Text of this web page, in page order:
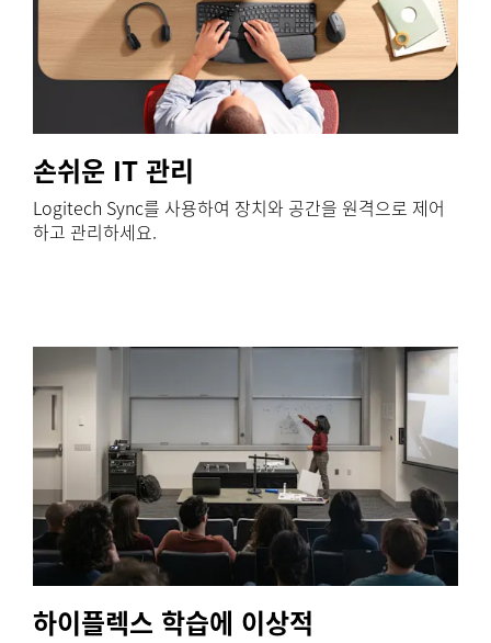
손쉬운 IT 관리
Logitech Sync를 사용하여 장치와 공간을 원격으로 제어
하고 관리하세요.
하이플렉스 학습에 이상적